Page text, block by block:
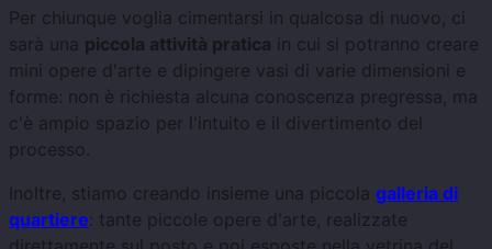
Per chiunque voglia cimentarsi in qualcosa di nuovo, ci
sarà una piccola attività pratica in cui si potranno creare
mini opere d'arte e dipingere vasi di varie dimensioni e
forme: non è richiesta alcuna conoscenza pregressa, ma
c'è ampio spazio per l'intuito e il divertimento del
processo.
Inoltre, stiamo creando insieme una piccola galleria di
quartiere: tante piccole opere d'arte, realizzate